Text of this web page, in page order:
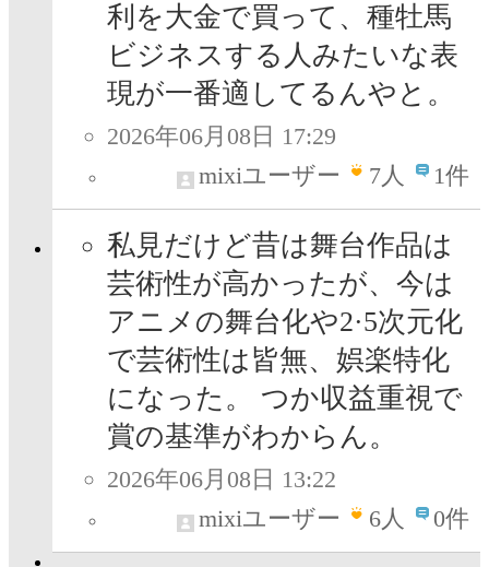
利を大金で買って、種牡馬
ビジネスする人みたいな表
現が一番適してるんやと。
2026年06月08日 17:29
mixiユーザー
7人 1件
私見だけど昔は舞台作品は
芸術性が高かったが、今は
アニメの舞台化や2·5次元化
で芸術性は皆無、娯楽特化
になった。 つか収益重視で
賞の基準がわからん。
2026年06月08日 13:22
mixiユーザー
6人 0件